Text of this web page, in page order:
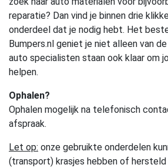
reparatie? Dan vind je binnen drie
onderdeel dat je nodig hebt. Het
Bumpers.nl geniet je niet alleen van
auto specialisten staan ook klaar om
helpen.
Ophalen?
Ophalen mogelijk na telefonisch
afspraak.
Let op: onze gebruikte onderdelen
(transport) krasjes hebben of